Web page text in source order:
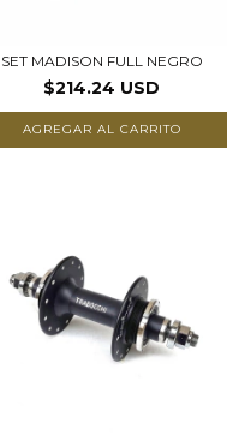
SET MADISON FULL NEGRO
$214.24 USD
AGREGAR AL CARRITO